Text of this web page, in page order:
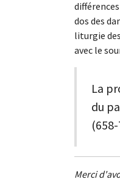
dos des
liturgie
avec le
La
du
Merci